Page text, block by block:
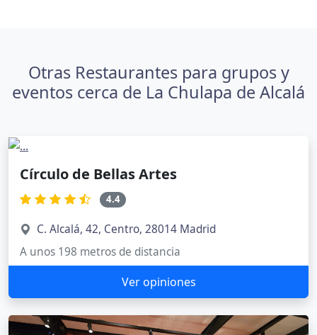
Otras Restaurantes para grupos y
eventos cerca de La Chulapa de Alcalá
Círculo de Bellas Artes
4.4
C. Alcalá, 42, Centro, 28014 Madrid
A unos 198 metros de distancia
Ver opiniones